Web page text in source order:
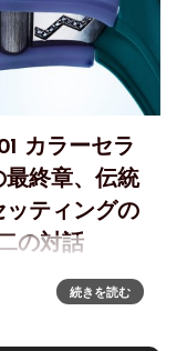
カラーセラ
最終章、伝統
ッティングの
の対話
レクション最終章
コレクションは、
続きを読む